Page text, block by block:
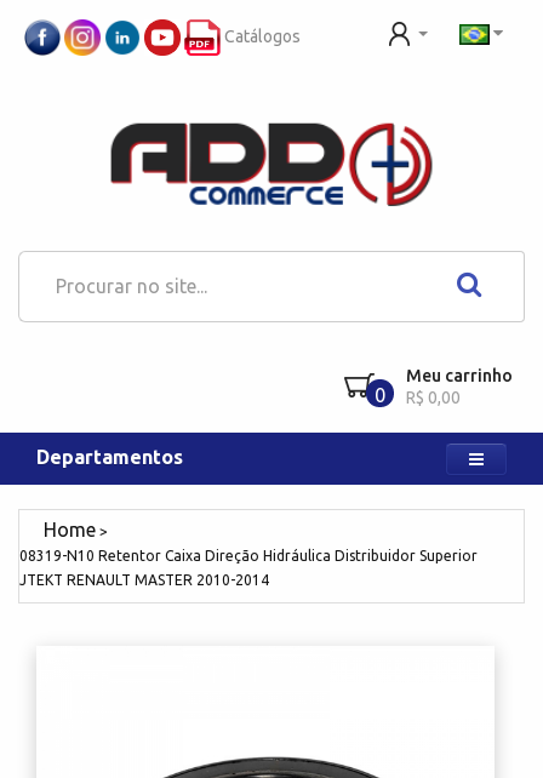
Catálogos
0
Meu carrinho
R$ 0,00
Departamentos
08319-N10 Retentor Caixa Direção Hidráulica Distribuidor Superior
JTEKT RENAULT MASTER 2010-2014